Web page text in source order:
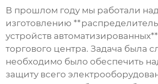
В прошлом году мы работали
изготовлению
устройств
торгового центра. Задача была
необходимо было обеспечить
защиту всего